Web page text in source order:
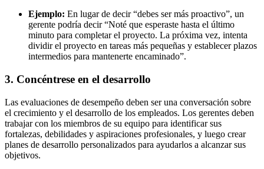
Ejemplo: En lugar de decir “debes ser más proactivo”, un
gerente podría decir “Noté que esperaste hasta el último
minuto para completar el proyecto. La próxima vez, intenta
dividir el proyecto en tareas más pequeñas y establecer plazos
intermedios para mantenerte encaminado”.
3. Concéntrese en el desarrollo
Las evaluaciones de desempeño deben ser una conversación sobre
el crecimiento y el desarrollo de los empleados. Los gerentes deben
trabajar con los miembros de su equipo para identificar sus
fortalezas, debilidades y aspiraciones profesionales, y luego crear
planes de desarrollo personalizados para ayudarlos a alcanzar sus
objetivos.